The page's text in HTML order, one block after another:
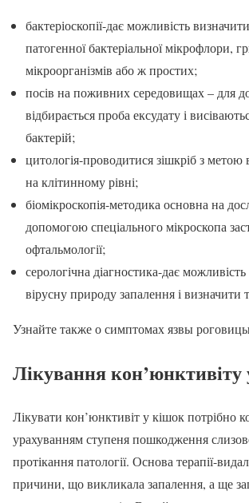
бактеріоскопії-дає можливість
патогенної бактеріальної мікрофлори,
мікроорганізмів або ж простих;
посів на поживних середовищах – для
відбирається проба ексудату і
бактерій;
цитологія-проводитися зішкріб з метою
на клітинному рівні;
біомікроскопія-методика основна на
допомогою спеціального мікроскопа
офтальмології;
серологічна діагностика-дає
вірусну природу запалення і визначити
Узнайте также о симптомах язвы
Лікування
Лікувати кон’юнктивіт у кішок потрібно
урахуванням ступеня пошкодження
протікання патології. Основа терапії-
причини, що викликала запалення, а ще